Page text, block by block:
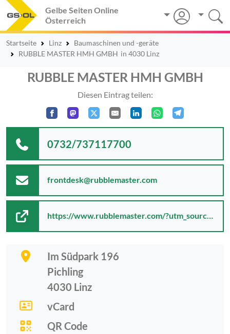
Gelbe Seiten Online
Österreich
Startseite Linz
Baumaschinen und -geräte
RUBBLE MASTER HMH GMBH in 4030 Linz
RUBBLE MASTER HMH GMBH
Diesen Eintrag teilen:
Im Südpark 196
Pichling
4030 Linz
vCard
QR Code
0732/737117700
frontdesk@rubblemaster.com
https://www.rubblemaster.com/?utm_source=www.rubblemaster.at